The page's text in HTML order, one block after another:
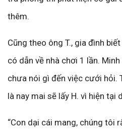
thêm.
Cũng theo ông T., gia đình
có dẫn về nhà chơi 1 lần.
chưa nói gì đến việc cưới hỏi.
là nay mai sẽ lấy H. vì hiện tại
“Con dại cái mang, chúng tôi